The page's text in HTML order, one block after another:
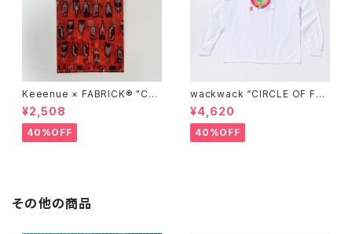
Keeenue × FABRICK®︎ "CO
MPACT SHOPPING BAG" st
acks Exclusive model
¥2,508
40%OFF
wackwack “CIRCLE OF FRI
ENDS” L/S TEE
¥4,620
40%OFF
その他の商品